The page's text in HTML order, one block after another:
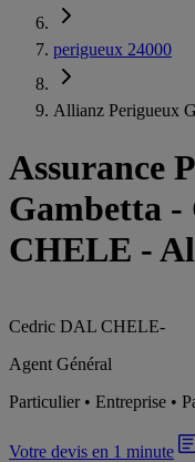
perigueux 24000
Allianz Perigueux
Assurance
Gambetta -
CHELE -
Cedric DAL CHELE-
Agent Général
Particulier • Entreprise •
Votre devis en 1 minute